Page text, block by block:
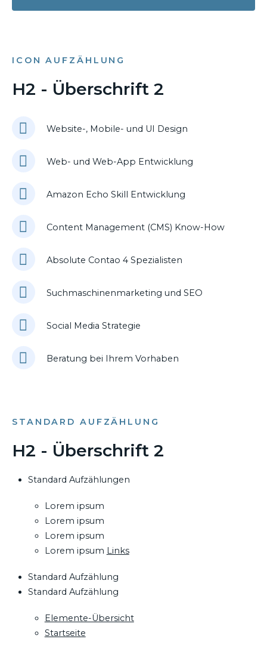
ICON AUFZÄHLUNG
H2 - Überschrift 2
Website-, Mobile- und UI Design
Web- und Web-App Entwicklung
Amazon Echo Skill Entwicklung
Content Management (CMS) Know-How
Absolute Contao 4 Spezialisten
Suchmaschinenmarketing und SEO
Social Media Strategie
Beratung bei Ihrem Vorhaben
STANDARD AUFZÄHLUNG
H2 - Überschrift 2
Standard Aufzählungen
Lorem ipsum
Lorem ipsum
Lorem ipsum
Lorem ipsum Links
Standard Aufzählung
Standard Aufzählung
Elemente-Übersicht
Startseite